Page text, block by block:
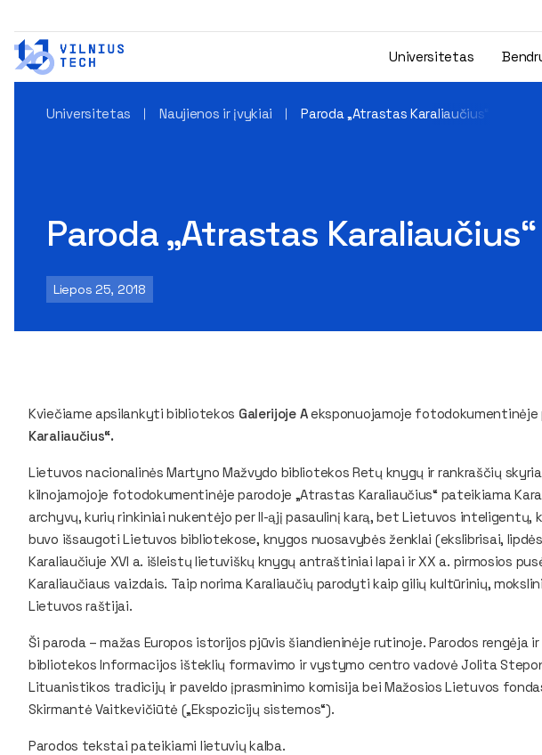
Universitetas
Universitetas Naujienos ir įvykiai Paroda „Atrastas Karaliaučius“
Paroda „Atrastas Karaliaučius“
Liepos 25, 2018
Kviečiame apsilankyti bibliotekos Galerijoje Aeksponuojamoje fotodokumentinėje
Karaliaučius“.
Lietuvos nacionalinės Martyno Mažvydo bibliotekos Retų knygų ir rankraščių
kilnojamojoje fotodokumentinėje parodoje „Atrastas Karaliaučius“ pateikiama
archyvų, kurių rinkiniai nukentėjo per II-ąjį pasaulinį karą, bet Lietuvos inteligentų,
buvo išsaugoti Lietuvos bibliotekose, knygos nuosavybės ženklai (ekslibrisai,
Karaliaučiuje XVI a. išleistų lietuviškų knygų antraštiniai lapai ir XX a. pirmosios
Karaliaučiaus vaizdais. Taip norima Karaliaučių parodyti kaip gilių kultūrinių,
Lietuvos raštijai.
Ši paroda – mažas Europos istorijos pjūvis šiandieninėje rutinoje. Parodos rengėja
bibliotekos Informacijos išteklių formavimo ir vystymo centro vadovė Jolita
Lituanistikos tradicijų ir paveldo įprasminimo komisija bei Mažosios Lietuvos
Skirmantė Vaitkevičiūtė („Ekspozicijų sistemos“).
Parodos tekstai pateikiami lietuvių kalba.